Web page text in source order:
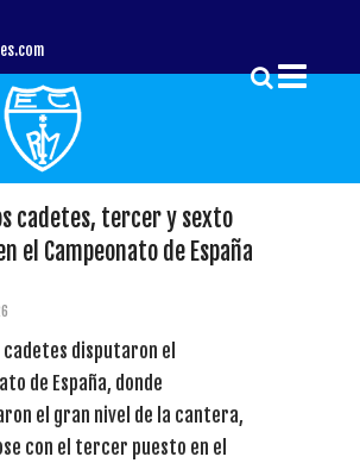
cadetes, tercer y sexto
el Campeonato de España
disputaron el
de España, donde
el gran nivel de la cantera,
con el tercer puesto en el